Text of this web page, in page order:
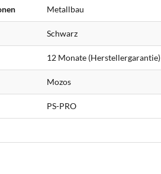
Metallbau
Schwarz
12 Monate (Herstellergarantie)
Mozos
PS-PRO